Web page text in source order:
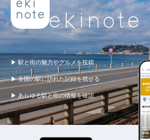
▶ 駅と街の魅力やグルメを投稿
▶ 全国の駅に訪れた記録を残せる
▶ あらゆる駅と街の情報を確認